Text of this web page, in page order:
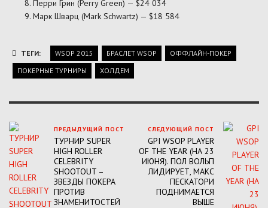
Перри Грин (Perry Green) — $24 034
Марк Шварц (Mark Schwartz) — $18 584
ТЕГИ: WSOP 2015 БРАСЛЕТ WSOP
ОФФЛАЙН-ПОКЕР
ПОКЕРНЫЕ ТУРНИРЫ
ХОЛДЕМ
ПРЕДЫДУЩИЙ ПОСТ
ТУРНИР SUPER
HIGH ROLLER
CELEBRITY
SHOOTOUT –
ЗВЕЗДЫ ПОКЕРА
ПРОТИВ
ЗНАМЕНИТОСТЕЙ
СЛЕДУЮЩИЙ ПОСТ
GPI WSOP PLAYER
OF THE YEAR (НА 23
ИЮНЯ). ПОЛ ВОЛЬП
ЛИДИРУЕТ, МАКС
ПЕСКАТОРИ
ПОДНИМАЕТСЯ
ВЫШЕ